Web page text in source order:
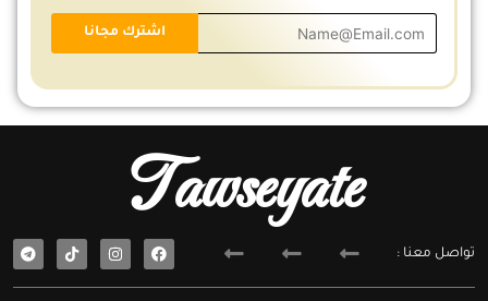
Tawseyate
تواصل معنا :
F
a
e
T
e
e